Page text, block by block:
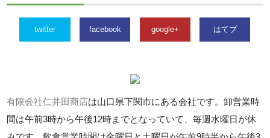
twitter facebook google+ はてブ
有限会社仁井田商店は山口県下関市にある会社です。卸営業時
間は午前3時から午後12時までとなっていて、毎週水曜日が休